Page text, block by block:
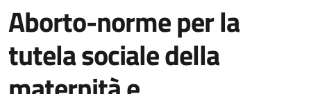
Aborto-norme per la
tutela sociale della